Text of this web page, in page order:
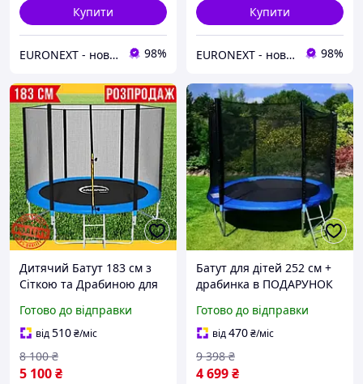
Купити
EURONEXT - нові товари для дому із Європи за найкращими цінами 98%
Купити
EURONEXT - нові товари для дому із Європи за найкращими цінами 98%
Дитячий Батут 183 см з
Сіткою та Драбиною для
на Пружинах на Дачу для
Стрибків King Sport до 90
кг
Готово до відправки
від510₴/міс
5 100₴
8 100 ₴
Батут для дітей 252 см +
драбинка в ПОДАРУНОК
сіткою для дачі дому
вуличний на пружинах,
вуличний батут
Готово до відправки
від470₴/міс
4 699₴
9 398 ₴